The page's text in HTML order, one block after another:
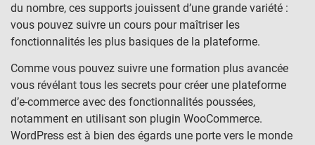
du nombre, ces supports jouissent d’une grande variété :
vous pouvez suivre un cours pour maîtriser les
fonctionnalités les plus basiques de la plateforme.
Comme vous pouvez suivre une formation plus avancée
vous révélant tous les secrets pour créer une plateforme
d’e-commerce avec des fonctionnalités poussées,
notamment en utilisant son plugin WooCommerce.
WordPress est à bien des égards une porte vers le monde